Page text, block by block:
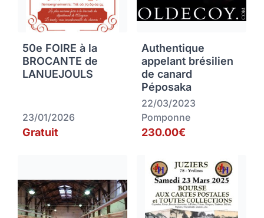
50e FOIRE à la
BROCANTE de
LANUEJOULS
23/01/2026
Gratuit
Authentique
appelant brésilien
de canard
Péposaka
22/03/2023
Pomponne
230.00€